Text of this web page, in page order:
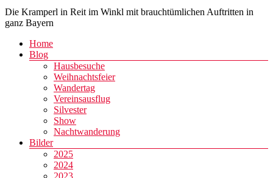
Die Kramperl in Reit im Winkl mit brauchtümlichen Auftritten in
ganz Bayern
Menü
Home
Blog
Hausbesuche
Weihnachtsfeier
Wandertag
Vereinsausflug
Silvester
Show
Nachtwanderung
Bilder
2025
2024